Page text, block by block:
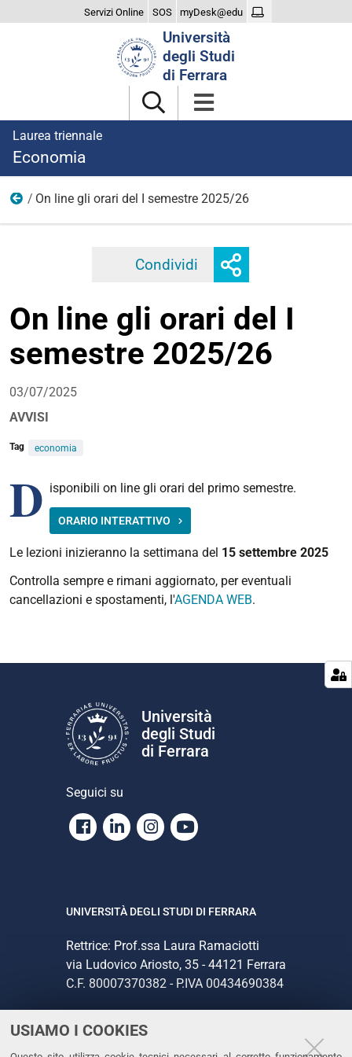
USIAMO I COOKIES
Servizi Online SOS myDesk@edu
Università
degli Studi
di Ferrara
Laurea triennale
Economia
2025
On line gli orari del I semestre 2025/26
Condividi Facebook
opzioni
di
condivisione
On line gli orari del I
semestre 2025/26
03/07/2025
AVVISI
Tag economia
D isponibili on line gli orari del primo semestre.
ORARIO INTERATTIVO
Le lezioni inizieranno la settimana del 15 settembre 2025
Controlla sempre e rimani aggiornato, per eventuali
cancellazioni e spostamenti, l'AGENDA WEB.
Università
degli Studi
di Ferrara
Seguici su
Facebook
LinkedinInstagram
Youtube
UNIVERSITÀ DEGLI STUDI DI FERRARA
Rettrice: Prof.ssa Laura Ramaciotti
via Ludovico Ariosto, 35 - 44121 Ferrara
C.F. 80007370382 - P.IVA 00434690384
CONTATTI